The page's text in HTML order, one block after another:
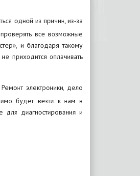
одной из причин, из-за
все возможные
и благодаря такому
приходится оплачивать
электроники, дело
будет везти к нам в
для диагностирования и